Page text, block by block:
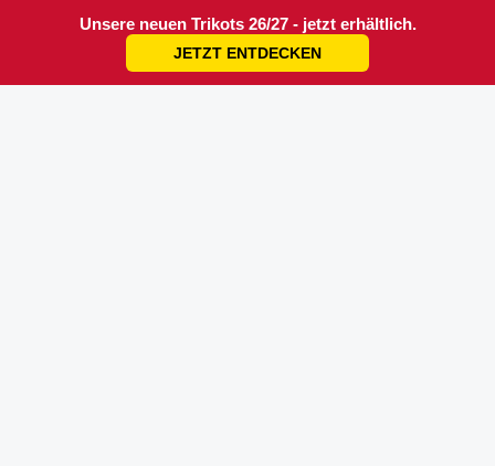
Unsere neuen Trikots 26/27 - jetzt erhältlich.
JETZT ENTDECKEN